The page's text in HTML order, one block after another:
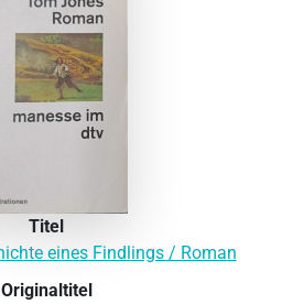
Titel
eines Findlings / Roman
Originaltitel